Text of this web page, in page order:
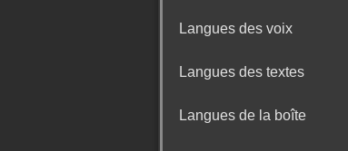
Langues des voix
Langues des textes
Langues de la boîte